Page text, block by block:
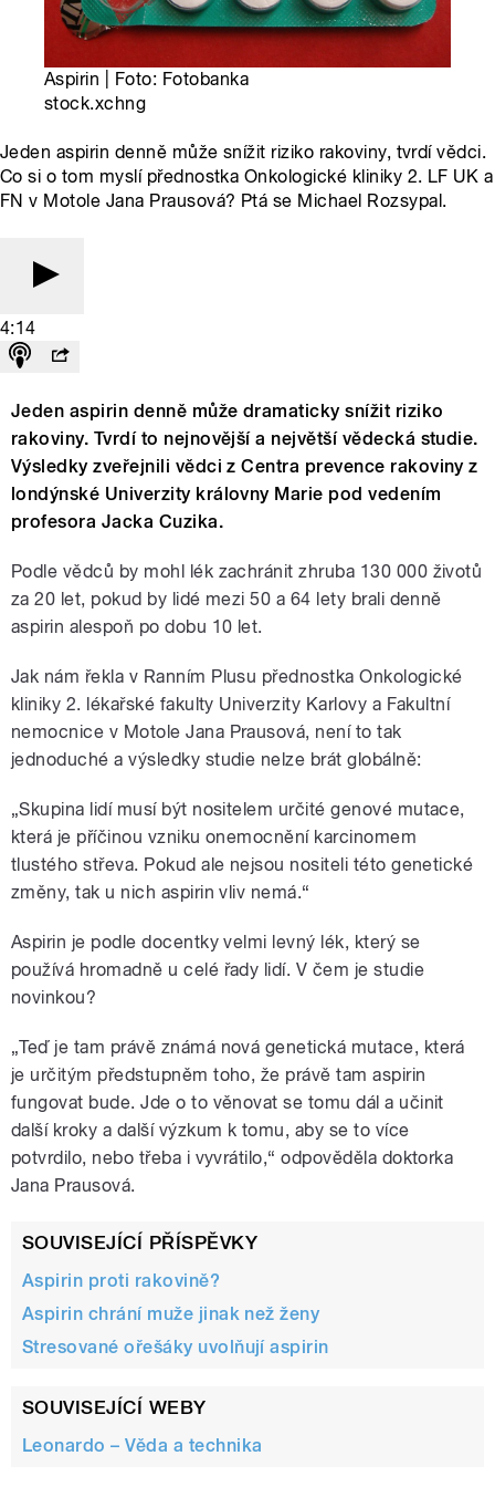
Aspirin | Foto: Fotobanka
stock.xchng
Jeden aspirin denně může snížit riziko rakoviny, tvrdí vědci.
Co si o tom myslí přednostka Onkologické kliniky 2. LF UK a
FN v Motole Jana Prausová? Ptá se Michael Rozsypal.
4:14
Jeden aspirin denně může dramaticky snížit riziko
rakoviny. Tvrdí to nejnovější a největší vědecká studie.
Výsledky zveřejnili vědci z Centra prevence rakoviny z
londýnské Univerzity královny Marie pod vedením
profesora Jacka Cuzika.
Podle vědců by mohl lék zachránit zhruba 130 000 životů
za 20 let, pokud by lidé mezi 50 a 64 lety brali denně
aspirin alespoň po dobu 10 let.
Jak nám řekla v Ranním Plusu přednostka Onkologické
kliniky 2. lékařské fakulty Univerzity Karlovy a Fakultní
nemocnice v Motole Jana Prausová, není to tak
jednoduché a výsledky studie nelze brát globálně:
„Skupina lidí musí být nositelem určité genové mutace,
která je příčinou vzniku onemocnění karcinomem
tlustého střeva. Pokud ale nejsou nositeli této genetické
změny, tak u nich aspirin vliv nemá.“
Aspirin je podle docentky velmi levný lék, který se
používá hromadně u celé řady lidí. V čem je studie
novinkou?
„Teď je tam právě známá nová genetická mutace, která
je určitým předstupněm toho, že právě tam aspirin
fungovat bude. Jde o to věnovat se tomu dál a učinit
další kroky a další výzkum k tomu, aby se to více
potvrdilo, nebo třeba i vyvrátilo,“ odpověděla doktorka
Jana Prausová.
SOUVISEJÍCÍ PŘÍSPĚVKY
Aspirin proti rakovině?
Aspirin chrání muže jinak než ženy
Stresované ořešáky uvolňují aspirin
SOUVISEJÍCÍ WEBY
Leonardo – Věda a technika